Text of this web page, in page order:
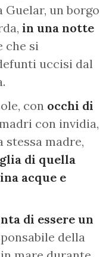
Guelar, un borgo
in una notte
che si
uccisi dal
con occhi di
con invidia,
stessa madre,
di quella
acque e
di essere un
della